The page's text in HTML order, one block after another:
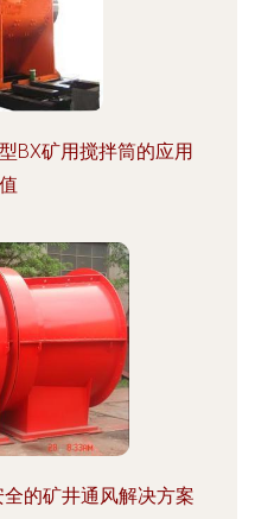
BX矿用搅拌筒的应用
的矿井通风解决方案